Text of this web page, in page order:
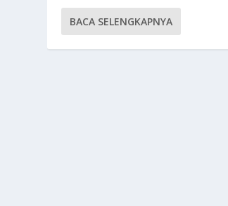
BACA SELENGKAPNYA